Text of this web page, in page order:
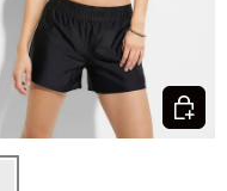
Izberi